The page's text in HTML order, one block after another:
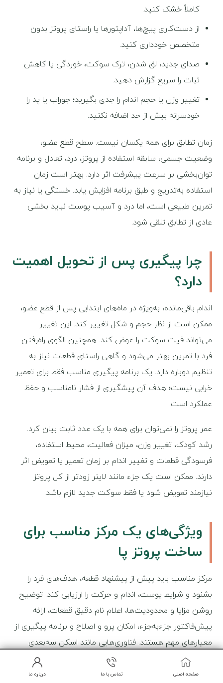
کاملاً خشک کنید.
از دست‌کاری پیچ‌ها، آداپتورها یا راستای پروتز بدون
متخصص خودداری کنید.
صدای جدید، لق شدن، ترک سوکت، خوردگی یا کاهش
ثبات را سریع گزارش دهید.
تغییر وزن یا حجم اندام را جدی بگیرید؛ جوراب یا پد را
خودسرانه بیش از حد اضافه نکنید.
زمان تطابق برای همه یکسان نیست. سطح قطع عضو،
وضعیت جسمی، سابقه استفاده از پروتز، درد، تعادل و برنامه
توان‌بخشی بر سرعت پیشرفت اثر دارد. بهتر است زمان
استفاده به‌تدریج و طبق برنامه افزایش یابد. خستگی یا نیاز به
تمرین طبیعی است، اما درد و آسیب پوست نباید بخشی
عادی از تطابق تلقی شود.
چرا پیگیری پس از تحویل اهمیت
دارد؟
اندام باقی‌مانده، به‌ویژه در ماه‌های ابتدایی پس از قطع عضو،
ممکن است از نظر حجم و شکل تغییر کند. این تغییر
می‌تواند فیت سوکت را عوض کند. همچنین الگوی راه‌رفتن
فرد با تمرین بهتر می‌شود و گاهی راستای قطعات نیاز به
تنظیم دوباره دارد. یک برنامه پیگیری مناسب فقط برای تعمیر
خرابی نیست؛ هدف آن پیشگیری از فشار نامناسب و حفظ
عملکرد است.
عمر پروتز را نمی‌توان برای همه با یک عدد ثابت بیان کرد.
رشد کودک، تغییر وزن، میزان فعالیت، محیط استفاده،
فرسودگی قطعات و تغییر اندام بر زمان تعمیر یا تعویض اثر
دارند. ممکن است یک جزء مانند لاینر زودتر از کل پروتز
نیازمند تعویض شود یا فقط سوکت جدید لازم باشد.
ویژگی‌های یک مرکز مناسب برای
ساخت پروتز پا
مرکز مناسب باید پیش از پیشنهاد قطعه، هدف‌های فرد را
بشنود و شرایط پوست، اندام و حرکت را ارزیابی کند. توضیح
روشن مزایا و محدودیت‌ها، اعلام نام دقیق قطعات، ارائه
پیش‌فاکتور جزءبه‌جزء، امکان پرو و اصلاح و برنامه پیگیری از
معیارهای مهم هستند. فناوری‌هایی مانند اسکن سه‌بعدی
می‌توانند به ثبت اطلاعات کمک کنند، اما ارزش آن‌ها زمانی
مشخص می‌شود که با دانش بالینی و پروی دقیق همراه
صفحه اصلی تماس با ما درباره ما